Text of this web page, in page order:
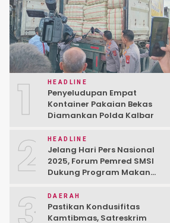
1 HEADLINE
Penyeludupan Empat
Kontainer Pakaian Bekas
Diamankan Polda Kalbar
2 HEADLINE
Jelang Hari Pers Nasional
2025, Forum Pemred SMSI
Dukung Program Makan
Gibran Lewat Diskusi
DAERAH
Pastikan Kondusifitas
Kamtibmas, Satreskrim